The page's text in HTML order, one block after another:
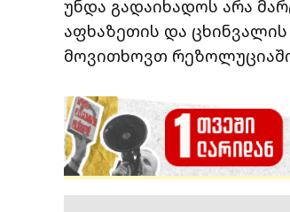
უნდა გადაიხადოს არა
აფხაზეთის და ცხინვალის
მოვითხოვთ